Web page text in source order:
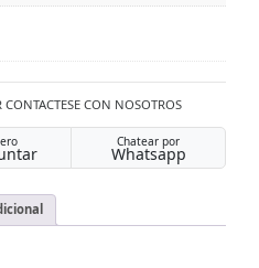
CON NOSOTROS
Chatear por
Whatsapp